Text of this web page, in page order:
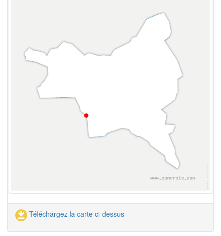
Téléchargez la carte ci-dessus